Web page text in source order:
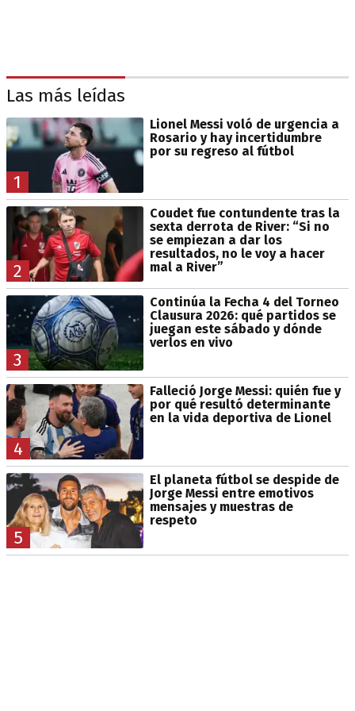
Las más leídas
1
Lionel Messi voló de urgencia a
Rosario y hay incertidumbre
por su regreso al fútbol
2
Coudet fue contundente tras la
sexta derrota de River: “Si no
se empiezan a dar los
resultados, no le voy a hacer
mal a River”
3
Continúa la Fecha 4 del Torneo
Clausura 2026: qué partidos se
juegan este sábado y dónde
verlos en vivo
4
Falleció Jorge Messi: quién fue y
por qué resultó determinante
en la vida deportiva de Lionel
5
El planeta fútbol se despide de
Jorge Messi entre emotivos
mensajes y muestras de
respeto